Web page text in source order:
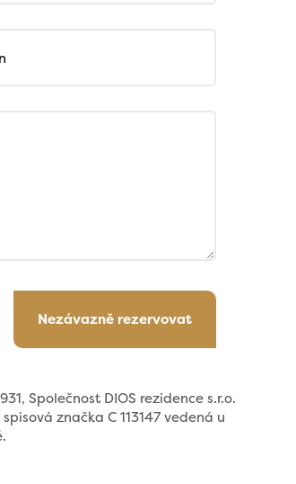
Nezávazně rezervovat
Společnost DIOS rezidence s.r.o.
značka C 113147 vedená u